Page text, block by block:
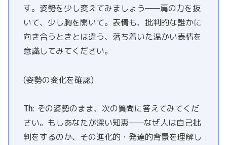
す。姿勢を少し変えてみましょう——肩の力を抜
いて、少し胸を開いて。表情も、批判的な誰かに
向き合うときとは違う、落ち着いた温かい表情を
意識してみてください。
(姿勢の変化を確認)
Th: その姿勢のまま、次の質問に答えてみてくだ
さい。もしあなたが深い知恵——なぜ人は自己批
判をするのか、その進化的・発達的背景を理解し